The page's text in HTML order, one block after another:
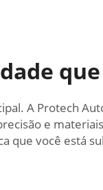
A Protech
e
você está